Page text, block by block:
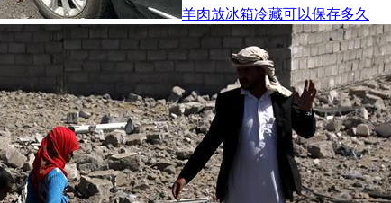
羊肉放冰箱冷藏可以保存多久